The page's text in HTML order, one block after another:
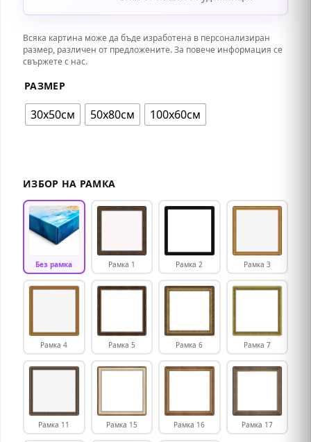
Всяка картина може да бъде изработена в персонализиран
размер, различен от предложените. За повече информация се
свържете с нас.
РАЗМЕР
30х50см 50х80см 100х60см
ИЗБОР НА РАМКА
Без рамка Рамка 1 Рамка 2 Рамка 3
Рамка 4 Рамка 5 Рамка 6 Рамка 7
Рамка 11 Рамка 15 Рамка 16 Рамка 17